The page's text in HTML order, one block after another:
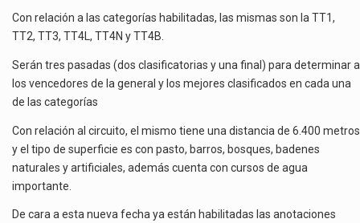
Con relación a las categorías habilitadas, las mismas son la TT1,
TT2, TT3, TT4L, TT4N y TT4B.
Serán tres pasadas (dos clasificatorias y una final) para determinar a
los vencedores de la general y los mejores clasificados en cada una
de las categorías
Con relación al circuito, el mismo tiene una distancia de 6.400 metros
y el tipo de superficie es con pasto, barros, bosques, badenes
naturales y artificiales, además cuenta con cursos de agua
importante.
De cara a esta nueva fecha ya están habilitadas las anotaciones